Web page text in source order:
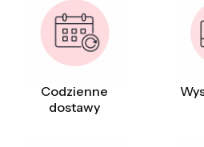
Codzienne
dostawy